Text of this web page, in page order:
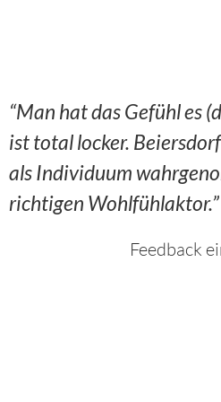
“Man hat das Gefühl es
ist total locker.
als Individuum
richtigen Wohlfühlaktor.”
Feedback